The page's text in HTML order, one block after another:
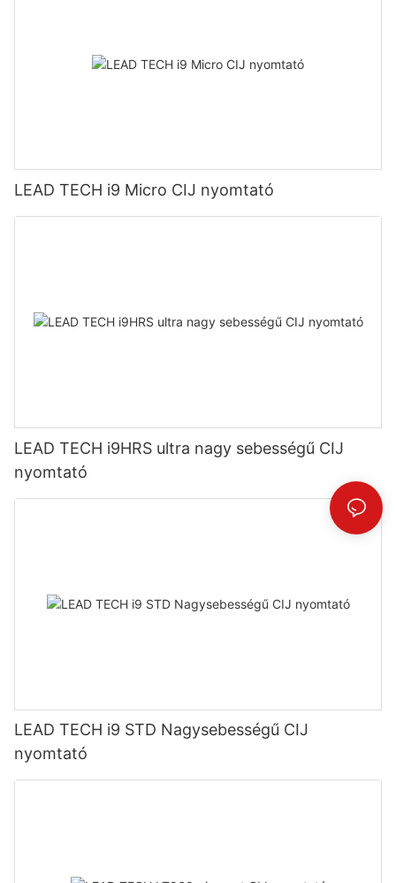
LEAD TECH i9 Micro CIJ nyomtató
LEAD TECH i9HRS ultra nagy sebességű CIJ
nyomtató
LEAD TECH i9 STD Nagysebességű CIJ
nyomtató